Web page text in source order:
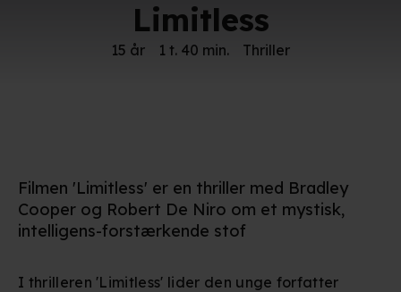
Limitless
15 år 1 t. 40 min. Thriller
Filmen 'Limitless' er en thriller med Bradley
Cooper og Robert De Niro om et mystisk,
intelligens-forstærkende stof
I thrilleren 'Limitless' lider den unge forfatter